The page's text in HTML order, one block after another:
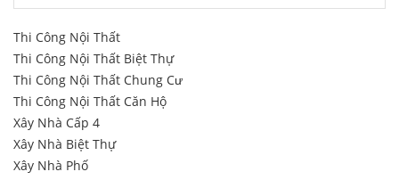
Thi Công Nội Thất
Thi Công Nội Thất Biệt Thự
Thi Công Nội Thất Chung Cư
Thi Công Nội Thất Căn Hộ
Xây Nhà Cấp 4
Xây Nhà Biệt Thự
Xây Nhà Phố